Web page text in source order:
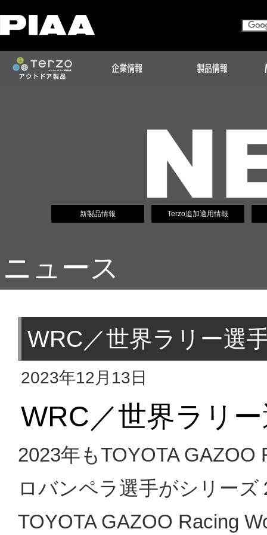
新製品情報 Terzo追加適用情報
ニュース
WRC／世界ラリー選
2023年12月13日
WRC／世界ラリ
2023年もTOYOTA
ロバンペラ選手がシリーズ
TOYOTA GAZOO Racing